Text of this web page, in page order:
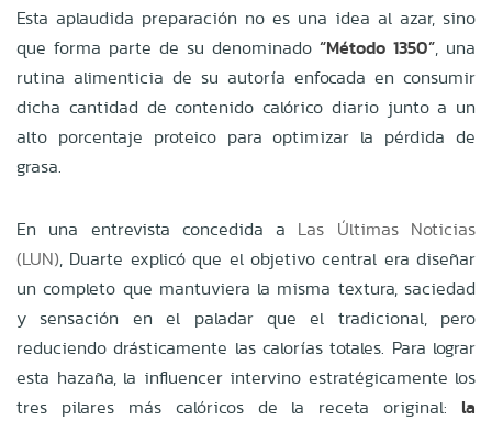
Esta aplaudida preparación no es una idea al azar, sino
que forma parte de su denominado “Método 1350”, una
rutina alimenticia de su autoría enfocada en consumir
dicha cantidad de contenido calórico diario junto a un
alto porcentaje proteico para optimizar la pérdida de
grasa.
En una entrevista concedida a Las Últimas Noticias
(LUN), Duarte explicó que el objetivo central era diseñar
un completo que mantuviera la misma textura, saciedad
y sensación en el paladar que el tradicional, pero
reduciendo drásticamente las calorías totales. Para lograr
esta hazaña, la influencer intervino estratégicamente los
tres pilares más calóricos de la receta original: la